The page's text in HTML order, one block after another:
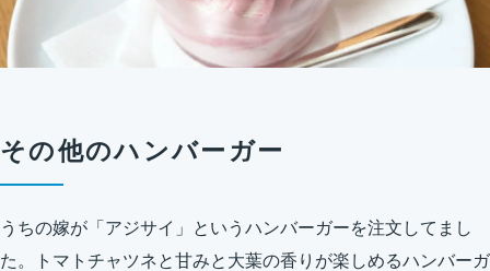
その他のハンバーガー
うちの嫁が「アジサイ」というハンバーガーを注文してまし
た。トマトチャツネと甘みと大葉の香りが楽しめるハンバーガ